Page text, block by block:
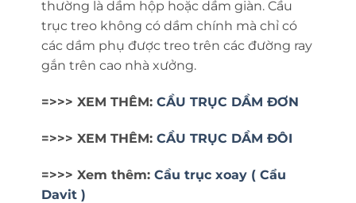
thường là dầm hộp hoặc dầm giàn. Cầu
trục treo không có dầm chính mà chỉ có
các dầm phụ được treo trên các đường ray
gắn trên cao nhà xưởng.
=>>> XEM THÊM: CẦU TRỤC DẦM ĐƠN
=>>> XEM THÊM:CẦU TRỤC DẦM ĐÔI
=>>> Xem thêm: Cầu trục xoay ( Cẩu
Davit )